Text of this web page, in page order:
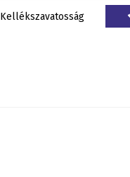
Kellékszavatosság